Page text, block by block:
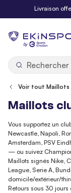
Allez au contenu
Livraison
by
Voir tout
Maillots
Vous supportez un
Newcastle, Napoli,
Amsterdam, PSV
— ou suivez
Maillots signés Nike,
League, Serie A,
domicile/extérieur/
Retours sous 30 jours